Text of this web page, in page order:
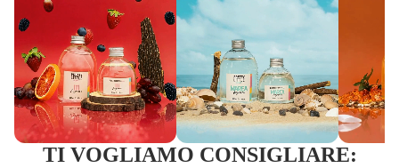
TI VOGLIAMO CONSIGLIARE: